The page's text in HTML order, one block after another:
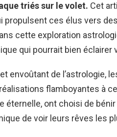
triés sur le volet. Cet
propulsent ces élus vers
cette exploration
qui pourrait bien éclairer
envoûtant de l’astrologie,
flamboyantes à
éternelle, ont choisi de
de voir leurs rêves les